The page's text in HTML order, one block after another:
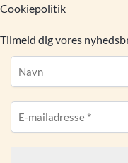
Cookiepolitik
Tilmeld dig vores